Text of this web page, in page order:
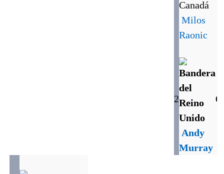
Milos
Raonic
2
Andy
Murray
6